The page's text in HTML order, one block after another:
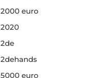
2000 euro
2020
2de
2dehands
5000 euro